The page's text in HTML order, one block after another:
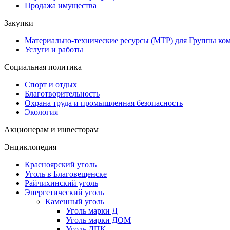
Продажа имущества
Закупки
Материально-технические ресурсы (МТР) для Группы
Услуги и работы
Социальная политика
Спорт и отдых
Благотворительность
Охрана труда и промышленная безопасность
Экология
Акционерам и инвесторам
Энциклопедия
Красноярский уголь
Уголь в Благовещенске
Райчихинский уголь
Энергетический уголь
Каменный уголь
Уголь марки Д
Уголь марки ДОМ